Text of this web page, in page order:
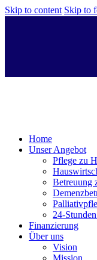
Skip to content Skip to
Home
Unser Angebot
Pflege zu
Betreuung
24-
Finanzierung
Über uns
Vision
Mission